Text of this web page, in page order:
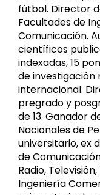
fútbol. Director
Facultades de
Comunicación.
científicos
indexadas, 15
de investigación
internacional.
pregrado y
de 13. Ganador
Nacionales de
universitario, ex
de
Radio,
Ingeniería